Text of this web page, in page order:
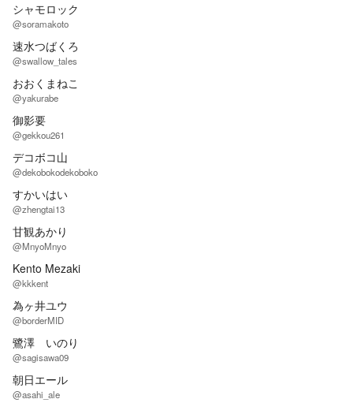
シャモロック
@soramakoto
速水つばくろ
@swallow_tales
おおくまねこ
@yakurabe
御影要
@gekkou261
デコボコ山
@dekobokodekoboko
すかいはい
@zhengtai13
甘観あかり
@MnyoMnyo
Kento Mezaki
@kkkent
為ヶ井ユウ
@borderMID
鷺澤 いのり
@sagisawa09
朝日エール
@asahi_ale